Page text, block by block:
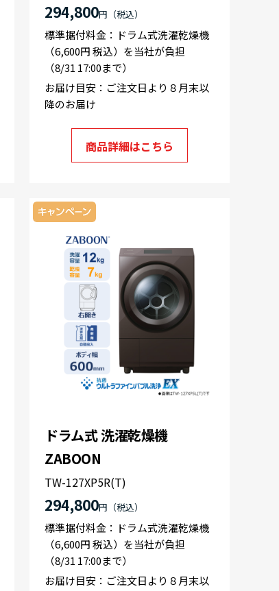
294,800円
標準据付料金：ドラム式洗濯乾燥機
（6,600円 税込）を当社が負担
（8/31 17:00まで）
お届け目安：ご注文日より８月末以
降のお届け
商品詳細はこちら
ドラム式 洗濯乾燥機
ZABOON
TW-127XP5R(T)
294,800円
標準据付料金：ドラム式洗濯乾燥機
（6,600円 税込）を当社が負担
（8/31 17:00まで）
お届け目安：ご注文日より８月末以